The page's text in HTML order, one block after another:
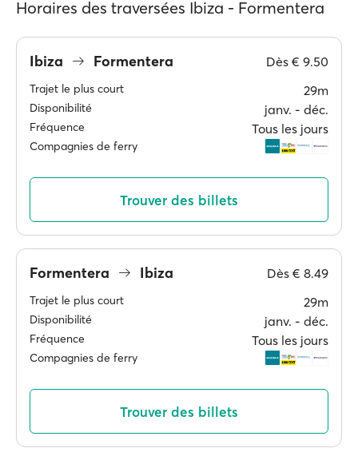
Horaires des traversées Ibiza - Formentera
Ibiza Formentera Dès € 9.50
Trajet le plus court 29m
Disponibilité janv. ‐ déc.
Fréquence Tous les jours
Compagnies de ferry
Trouver des billets
Formentera Ibiza Dès € 8.49
Trajet le plus court 29m
Disponibilité janv. ‐ déc.
Fréquence Tous les jours
Compagnies de ferry
Trouver des billets